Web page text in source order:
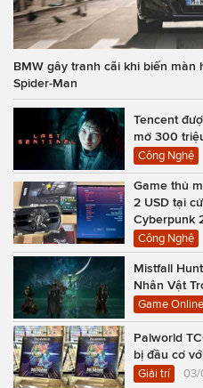
BMW gây tranh cãi khi biến màn
Spider-Man
Tencent
mở 300
Công Nghệ
Game thủ
2 USD tại
Cyberpunk
Công Nghệ
Mistfall
Nhân Vật
Game Online
Palworld
bị đầu cơ
Giải trí 03/